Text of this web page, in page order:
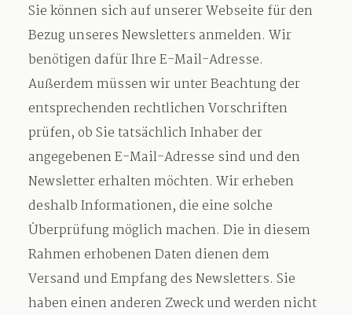
Sie können sich auf unserer Webseite für den
Bezug unseres Newsletters anmelden. Wir
benötigen dafür Ihre E-Mail-Adresse.
Außerdem müssen wir unter Beachtung der
entsprechenden rechtlichen Vorschriften
prüfen, ob Sie tatsächlich Inhaber der
angegebenen E-Mail-Adresse sind und den
Newsletter erhalten möchten. Wir erheben
deshalb Informationen, die eine solche
Überprüfung möglich machen. Die in diesem
Rahmen erhobenen Daten dienen dem
Versand und Empfang des Newsletters. Sie
haben einen anderen Zweck und werden nicht